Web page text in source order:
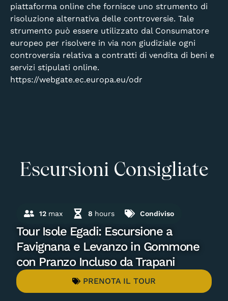
piattaforma online che fornisce uno strumento di
risoluzione alternativa delle controversie. Tale
strumento può essere utilizzato dal Consumatore
europeo per risolvere in via non giudiziale ogni
controversia relativa a contratti di vendita di beni e
servizi stipulati online.
https://webgate.ec.europa.eu/odr
Escursioni Consigliate
12 max 8 hours Condiviso
Tour Isole Egadi: Escursione a
Favignana e Levanzo in Gommone
con Pranzo Incluso da Trapani
PRENOTA IL TOUR